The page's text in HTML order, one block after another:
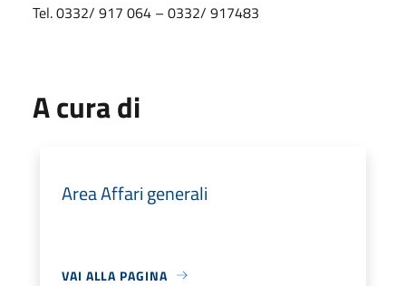
Tel. 0332/ 917 064 – 0332/ 917483
A cura di
Area Affari generali
VAI ALLA PAGINA